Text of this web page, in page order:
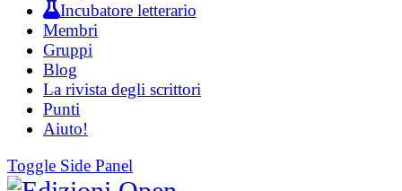
Incubatore letterario
Membri
Gruppi
Blog
La rivista degli scrittori
Punti
Aiuto!
Toggle Side Panel